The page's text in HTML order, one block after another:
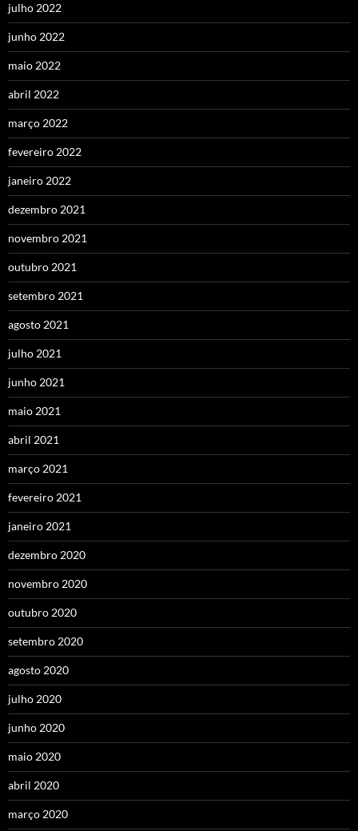
julho 2022
junho 2022
maio 2022
abril 2022
março 2022
fevereiro 2022
janeiro 2022
dezembro 2021
novembro 2021
outubro 2021
setembro 2021
agosto 2021
julho 2021
junho 2021
maio 2021
abril 2021
março 2021
fevereiro 2021
janeiro 2021
dezembro 2020
novembro 2020
outubro 2020
setembro 2020
agosto 2020
julho 2020
junho 2020
maio 2020
abril 2020
março 2020